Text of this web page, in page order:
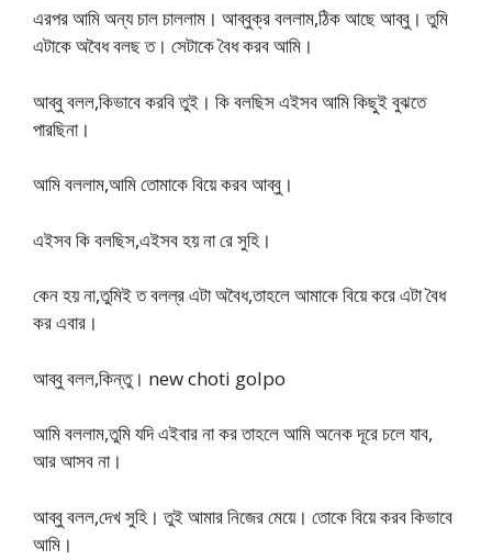
এরপর আমি অন্য চাল চাললাম। আব্বুক্র বললাম,ঠিক আছে আব্বু। তুমি
এটাকে অবৈধ বলছ ত। সেটাকে বৈধ করব আমি।
আব্বু বলল,কিভাবে করবি তুই। কি বলছিস এইসব আমি কিছুই বুঝতে
পারছিনা।
আমি বললাম,আমি তোমাকে বিয়ে করব আব্বু।
এইসব কি বলছিস,এইসব হয় না রে সুহি।
কেন হয় না,তুমিই ত বলল্র এটা অবৈধ,তাহলে আমাকে বিয়ে করে এটা বৈধ
কর এবার।
আব্বু বলল,কিন্তু। new choti golpo
আমি বললাম,তুমি যদি এইবার না কর তাহলে আমি অনেক দূরে চলে যাব,
আর আসব না।
আব্বু বলল,দেখ সুহি। তুই আমার নিজের মেয়ে। তোকে বিয়ে করব কিভাবে
আমি।